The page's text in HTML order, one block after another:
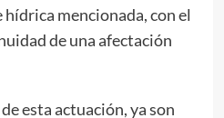
mencionada, con el
de una afectación
esta actuación, ya son